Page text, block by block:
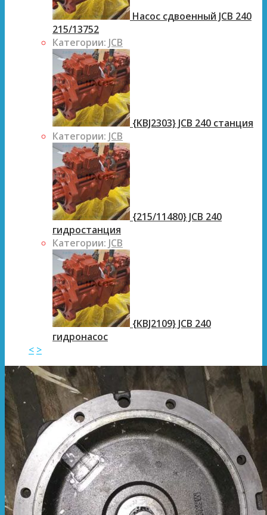
Насос сдвоенный JCB 240
215/13752
Категории: JCB
{KBJ2303} JCB 240 станция
Категории: JCB
{215/11480} JCB 240
гидростанция
Категории: JCB
{KBJ2109} JCB 240
гидронасос
< >